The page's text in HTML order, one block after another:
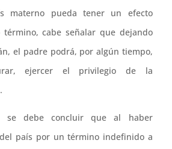
materno pueda tener un efecto
cabe señalar que dejando
el padre podrá, por algún tiempo,
ejercer el privilegio de la
se debe concluir que al haber
país por un término indefinido a